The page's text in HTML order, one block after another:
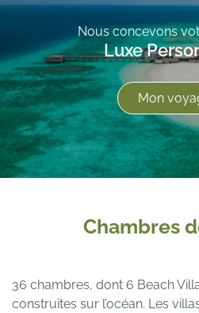
Nous concevons
Luxe
Mon
Chambres
36 chambres, dont 6 Beach
construites sur l’océan. Les